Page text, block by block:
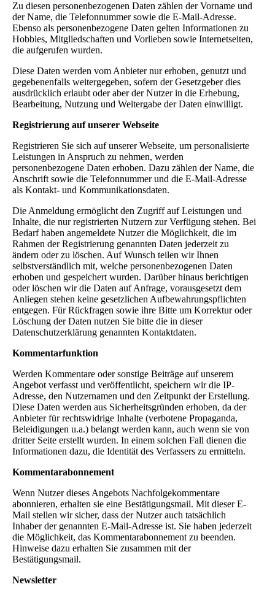
Zu diesen personenbezogenen Daten zählen der Vorname und
der Name, die Telefonnummer sowie die E-Mail-Adresse.
Ebenso als personenbezogene Daten gelten Informationen zu
Hobbies, Mitgliedschaften und Vorlieben sowie Internetseiten,
die aufgerufen wurden.
Diese Daten werden vom Anbieter nur erhoben, genutzt und
gegebenenfalls weitergegeben, sofern der Gesetzgeber dies
ausdrücklich erlaubt oder aber der Nutzer in die Erhebung,
Bearbeitung, Nutzung und Weitergabe der Daten einwilligt.
Registrierung auf unserer Webseite
Registrieren Sie sich auf unserer Webseite, um personalisierte
Leistungen in Anspruch zu nehmen, werden
personenbezogene Daten erhoben. Dazu zählen der Name, die
Anschrift sowie die Telefonnummer und die E-Mail-Adresse
als Kontakt- und Kommunikationsdaten.
Die Anmeldung ermöglicht den Zugriff auf Leistungen und
Inhalte, die nur registrierten Nutzern zur Verfügung stehen. Bei
Bedarf haben angemeldete Nutzer die Möglichkeit, die im
Rahmen der Registrierung genannten Daten jederzeit zu
ändern oder zu löschen. Auf Wunsch teilen wir Ihnen
selbstverständlich mit, welche personenbezogenen Daten
erhoben und gespeichert wurden. Darüber hinaus berichtigen
oder löschen wir die Daten auf Anfrage, vorausgesetzt dem
Anliegen stehen keine gesetzlichen Aufbewahrungspflichten
entgegen. Für Rückfragen sowie ihre Bitte um Korrektur oder
Löschung der Daten nutzen Sie bitte die in dieser
Datenschutzerklärung genannten Kontaktdaten.
Kommentarfunktion
Werden Kommentare oder sonstige Beiträge auf unserem
Angebot verfasst und veröffentlicht, speichern wir die IP-
Adresse, den Nutzernamen und den Zeitpunkt der Erstellung.
Diese Daten werden aus Sicherheitsgründen erhoben, da der
Anbieter für rechtswidrige Inhalte (verbotene Propaganda,
Beleidigungen u.a.) belangt werden kann, auch wenn sie von
dritter Seite erstellt wurden. In einem solchen Fall dienen die
Informationen dazu, die Identität des Verfassers zu ermitteln.
Kommentarabonnement
Wenn Nutzer dieses Angebots Nachfolgekommentare
abonnieren, erhalten sie eine Bestätigungsmail. Mit dieser E-
Mail stellen wir sicher, dass der Nutzer auch tatsächlich
Inhaber der genannten E-Mail-Adresse ist. Sie haben jederzeit
die Möglichkeit, das Kommentarabonnement zu beenden.
Hinweise dazu erhalten Sie zusammen mit der
Bestätigungsmail.
Newsletter